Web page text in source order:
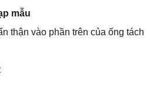
mẫu
thận vào phần trên của ống tách